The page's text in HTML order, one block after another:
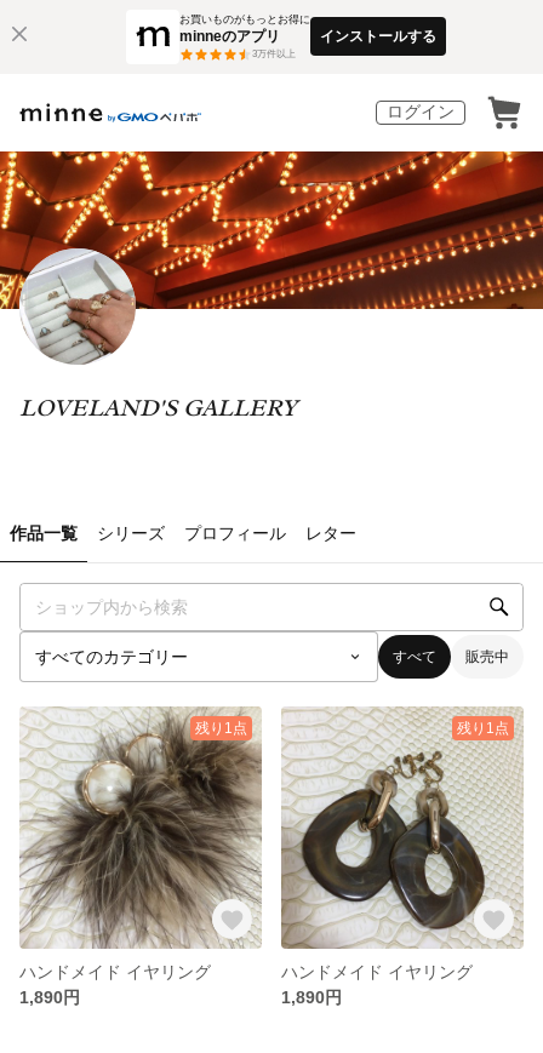
お買いものがもっとお得に
minneのアプリ
3万件以上
インストールする
ログイン
LOVELAND'S GALLERY
作品一覧 シリーズ プロフィール レター
すべて 販売中
残り1点
ハンドメイド イヤリング
1,890円
残り1点
ハンドメイド イヤリング
1,890円